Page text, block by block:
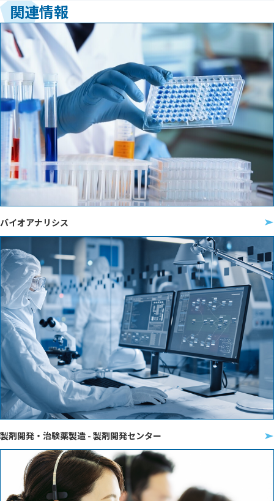
関連情報
バイオアナリシス
製剤開発・治験薬製造 - 製剤開発センター